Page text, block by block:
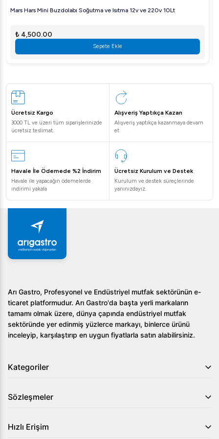
Bu ifade, her bir kapakta 16 cm çapında waffle
büyük boy waffle hazırlayabilirsiniz.
Kalitenin ve performansın anahtarını elinizde tutmak için
alışverişe başlayın ve profesyonel mutfağınıza değer
katın!
Mars Hars Mini Buzdolabı Soğutma ve Isıtma 12v ve 220v 10Lt
₺ 4,500.00
Sepete Ekle
Ücretsiz Kargo
3000 TL ve üzeri tüm siparişlerinizde
ücretsiz teslimat.
Alışveriş Yaptıkça Kazan
Alışveriş yaptıkça kazanmaya devam
et
Havale İle Ödemede %2 İndirim
Havale ile yapacağın ödemelerde
indirimi yakala
Ücretsiz Kurulum ve Destek
Kurulum ve destek süreçlerinde
yanınızdayız.
Arı Gastro, Profesyonel ve Endüstriyel mutfak sektörünün e-
ticaret platformudur. Arı Gastro'da başta yerli markaların
tamamı olmak üzere, dünya çapında endüstriyel mutfak
sektöründe yer edinmiş yüzlerce markayı, binlerce ürünü
inceleyip, karşılaştırıp en uygun fiyatlarla satın alabilirsiniz.
Kategoriler
Sözleşmeler
Hızlı Erişim